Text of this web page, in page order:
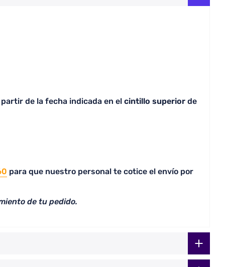
partir de la fecha indicada en el cintillo superior de
para que nuestro personal te cotice el envío por
de tu pedido.